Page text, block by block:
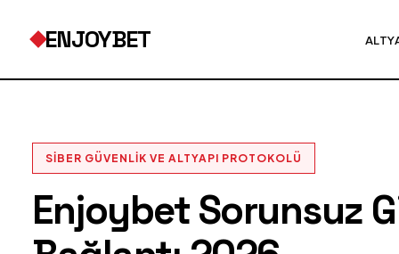
ENJOYBET
SIBER GÜVENLIK VE ALTYAPI PROTOKOLÜ
Enjoybet Sorunsuz